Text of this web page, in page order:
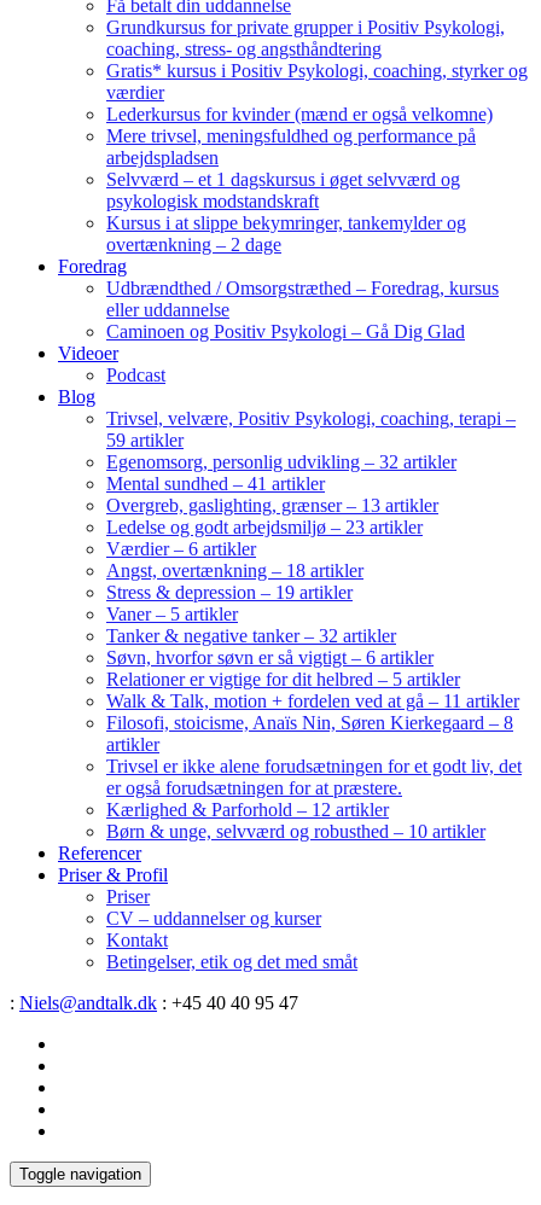
Få betalt din uddannelse
Grundkursus for private grupper i Positiv Psykologi,
coaching, stress- og angsthåndtering
Gratis* kursus i Positiv Psykologi, coaching, styrker og
værdier
Lederkursus for kvinder (mænd er også velkomne)
Mere trivsel, meningsfuldhed og performance på
arbejdspladsen
Selvværd – et 1 dagskursus i øget selvværd og
psykologisk modstandskraft
Kursus i at slippe bekymringer, tankemylder og
overtænkning – 2 dage
Foredrag
Udbrændthed / Omsorgstræthed – Foredrag, kursus
eller uddannelse
Caminoen og Positiv Psykologi – Gå Dig Glad
Videoer
Podcast
Blog
Trivsel, velvære, Positiv Psykologi, coaching, terapi –
59 artikler
Egenomsorg, personlig udvikling – 32 artikler
Mental sundhed – 41 artikler
Overgreb, gaslighting, grænser – 13 artikler
Ledelse og godt arbejdsmiljø – 23 artikler
Værdier – 6 artikler
Angst, overtænkning – 18 artikler
Stress & depression – 19 artikler
Vaner – 5 artikler
Tanker & negative tanker – 32 artikler
Søvn, hvorfor søvn er så vigtigt – 6 artikler
Relationer er vigtige for dit helbred – 5 artikler
Walk & Talk, motion + fordelen ved at gå – 11 artikler
Filosofi, stoicisme, Anaïs Nin, Søren Kierkegaard – 8
artikler
Trivsel er ikke alene forudsætningen for et godt liv, det
er også forudsætningen for at præstere.
Kærlighed & Parforhold – 12 artikler
Børn & unge, selvværd og robusthed – 10 artikler
Referencer
Priser & Profil
Priser
CV – uddannelser og kurser
Kontakt
Betingelser, etik og det med småt
: Niels@andtalk.dk : +45 40 40 95 47
Toggle navigation